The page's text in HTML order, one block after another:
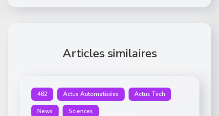
Articles similaires
482 Actus Automatisées Actus Tech
News Sciences